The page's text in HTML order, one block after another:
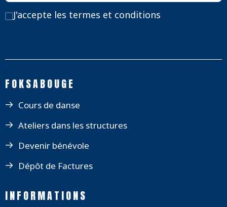
J'accepte les termes et conditions
FOKSABOUGE
Cours de danse
Ateliers dans les structures
Devenir bénévole
Dépôt de Factures
INFORMATIONS